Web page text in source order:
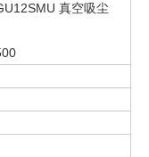
真空吸尘